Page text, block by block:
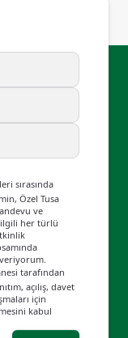
Haziran
25-28
Kursu
Akut
sırasında
Özel Tusa
ve
ilgili her türlü
tarafından
açılış, davet
için
kabul